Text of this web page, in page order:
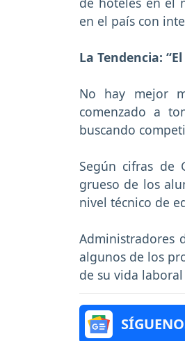
en el país con
La Tendencia:
No hay mejor
comenzado a
buscando
Según cifras de
grueso de los
nivel técnico de
Administradores
algunos de los
de su vida